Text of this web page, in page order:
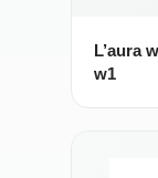
L’aura
w1